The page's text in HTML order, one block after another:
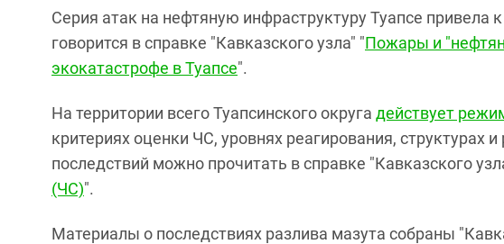
Серия атак на нефтяную инфраструктуру Туапсе привела
говорится в справке "Кавказского узла" "Пожары и
экокатастрофе в Туапсе".
На территории всего Туапсинского округа действует
критериях оценки ЧС, уровнях реагирования, структурах
последствий можно прочитать в справке "Кавказского
(ЧС)".
Материалы о последствиях разлива мазута собраны